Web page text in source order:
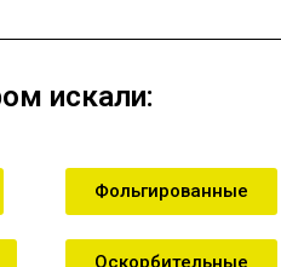
искали:
Фольгированные
Оскорбительные